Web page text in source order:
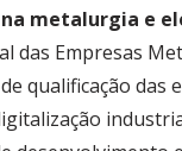
metalurgia e
das Empresas
qualificação das